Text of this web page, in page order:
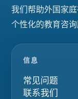
我们帮助外国家
个性化的教育咨
信息
常见问题
联系我们